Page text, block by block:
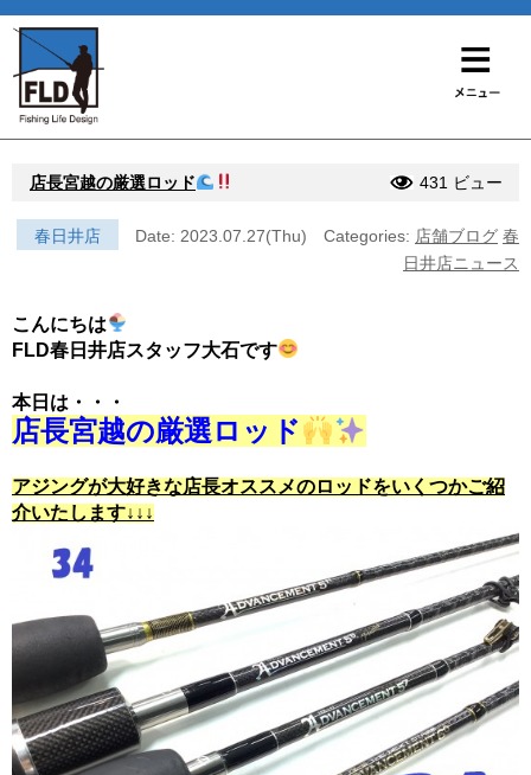
店長宮越の厳選ロッド 431 ビュー
春日井店 Date: 2023.07.27(Thu) Categories: 店舗ブログ 春
日井店ニュース
こんにちは
FLD春日井店スタッフ大石です
本日は・・・
店長宮越の厳選ロッド
アジングが大好きな店長オススメのロッドをいくつかご紹
介いたします↓↓↓